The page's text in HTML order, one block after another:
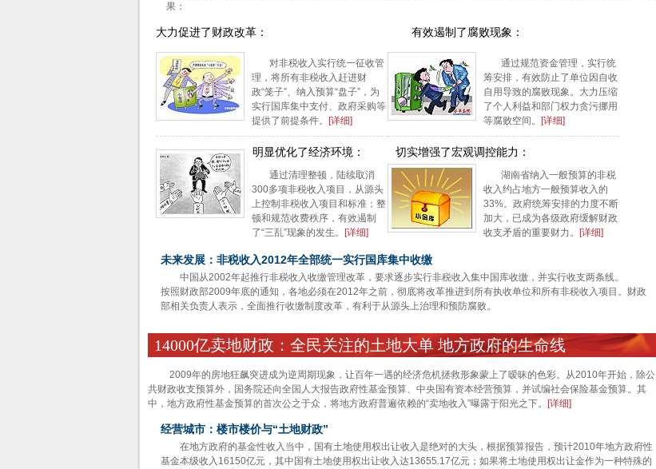
果：
大力促进了财政改革：
对非税收入实行统一征收管
理，将所有非税收入赶进财
政“笼子”、纳入预算“盘子”，为
实行国库集中支付、政府采购等
提供了前提条件。
[详细]
明显优化了经济环境：
通过清理整顿，陆续取消
300多项非税收入项目，从源头
上控制非税收入项目和标准；整
顿和规范收费秩序，有效遏制
了“三乱”现象的发生。
[详细]
有效遏制了腐败现象：
通过规范资金管理，实行统
筹安排，有效防止了单位因自收
自用导致的腐败现象。大力压缩
了个人利益和部门权力贪污挪用
等腐败空间。
[详细]
切实增强了宏观调控能力：
湖南省纳入一般预算的非税
收入约占地方一般预算收入的
33%。政府统筹安排的力度不断
加大，已成为各级政府缓解财政
收支矛盾的重要财力。
[详细]
未来发展：非税收入2012年全部统一实行国库集中收缴
中国从2002年起推行非税收入收缴管理改革，要求逐步实行非税收入集中国库收缴，并实行收支两条线。
按照财政部2009年底的通知，各地必须在2012年之前，彻底将改革推进到所有执收单位和所有非税收入项目。财政
部相关负责人表示，全面推行收缴制度改革，有利于从源头上治理和预防腐败。
14000亿卖地财政：全民关注的土地大单 地方政府的生命线
2009年的房地狂飙突进成为逆周期现象，让百年一遇的经济危机拯救形象蒙上了暧昧的色彩。从2010年开始，除公
共财政收支预算外，国务院还向全国人大报告政府性基金预算、中央国有资本经营预算，并试编社会保险基金预算。其
中，地方政府性基金预算的首次公之于众，将地方政府普遍依赖的“卖地收入”曝露于阳光之下。
[详细]
经营城市：楼市楼价与“土地财政”
在地方政府的基金性收入当中，国有土地使用权出让收入是绝对的大头，根据预算报告，预计2010年地方政府性
基金本级收入16150亿元，其中国有土地使用权出让收入达13655.17亿元；如果将土地使用权出让金作为一种特殊的